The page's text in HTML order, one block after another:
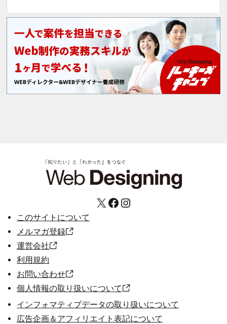
X Facebook Instagram
このサイトについて
メルマガ登録
運営会社
利用規約
お問い合わせ
個人情報の取り扱いについて
インフォマティブデータの取り扱いについて
広告企画＆アフィリエイト表記について